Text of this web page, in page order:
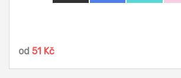
od 51 Kč